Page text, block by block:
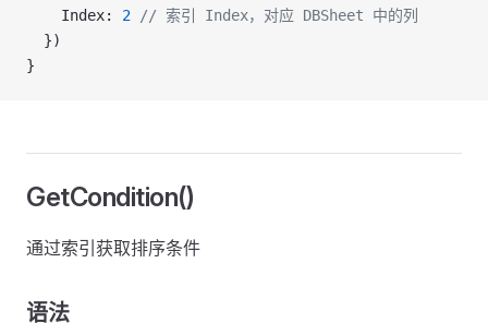
    Index:
2 // 索引 Index，对应 DBSheet 中的列
  })
}
GetCondition()
通过索引获取排序条件
语法